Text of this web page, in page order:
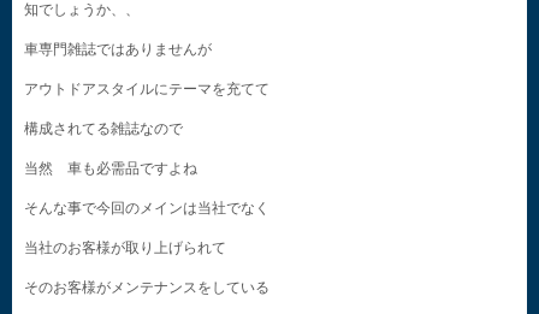
知でしょうか、、
車専門雑誌ではありませんが
アウトドアスタイルにテーマを充てて
構成されてる雑誌なので
当然 車も必需品ですよね
そんな事で今回のメインは当社でなく
当社のお客様が取り上げられて
そのお客様がメンテナンスをしている